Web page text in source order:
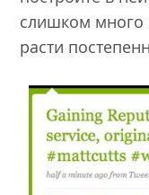
слишком много
расти